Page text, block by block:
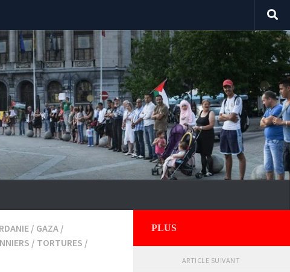
/ GAZA /
/ TORTURES /
PLUS
ARTICLE SUIVANT